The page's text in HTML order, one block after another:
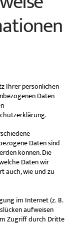
Ihrer persönlichen
Daten
Daten sind
können. Die
Daten wir
auch, wie und zu
im Internet (z. B.
aufweisen
Zugriff durch Dritte